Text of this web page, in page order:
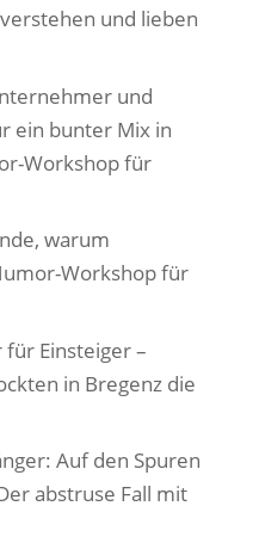
und lieben
und
ein bunter Mix in
Workshop für
warum
Workshop für
Einsteiger –
in Bregenz die
Auf den Spuren
abstruse Fall mit